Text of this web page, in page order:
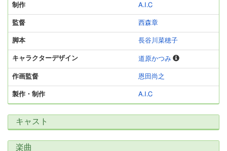
制作 A.I.C
監督 西森章
脚本 長谷川菜穂子
キャラクターデザイン 道原かつみ
作画監督 恩田尚之
製作・制作 A.I.C
キャスト
楽曲